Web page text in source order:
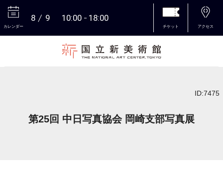
カレンダー
8 9 10:00 18:00
チケット アクセス
ID:7475
第25回 中日写真協会 岡崎支部写真展